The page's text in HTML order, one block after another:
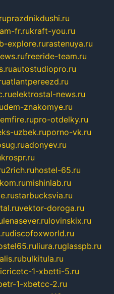
prazdnikdushi.ru
fr.rukraft-you.ru
explore.rurastenuya.ru
freeride-team.ru
autostudiopro.ru
atlantpereezd.ru
elektrostal-news.ru
znakomye.ru
emfire.rupro-otdelky.ru
uzbek.ruporno-vk.ru
adonyev.ru
krospr.ru
2rich.ruhostel-65.ru
mishinlab.ru
starbucksvia.ru
vektor-doroga.ru
lenasever.rulovinskix.ru
discofoxworld.ru
liura.ruglasspb.ru
bulkitula.ru
1-xbetti-5.ru
1-xbetcc-2.ru